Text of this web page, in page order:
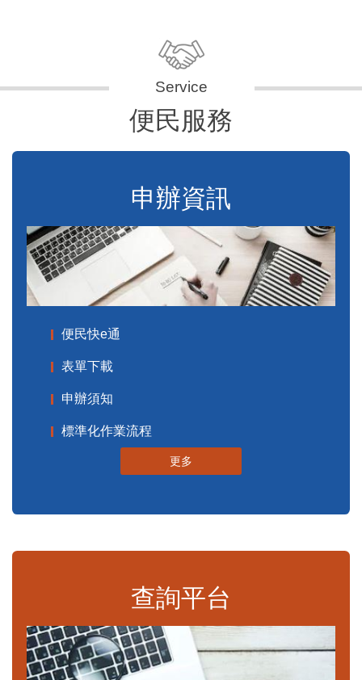
便民服務
申辦資訊
便民快e通
表單下載
申辦須知
標準化作業流程
更多
查詢平台